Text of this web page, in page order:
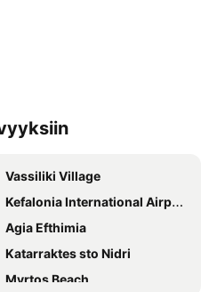
Vassiliki Village
Kefalonia International Airport
Agia Efthimia
Katarraktes sto Nidri
Myrtos Beach